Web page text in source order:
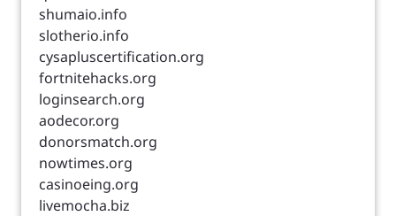
shumaio.info
slotherio.info
cysapluscertification.org
fortnitehacks.org
loginsearch.org
aodecor.org
donorsmatch.org
nowtimes.org
casinoeing.org
livemocha.biz